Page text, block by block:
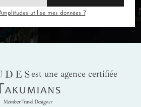
utilise mes données ?
est une agence certifiée
Takumians